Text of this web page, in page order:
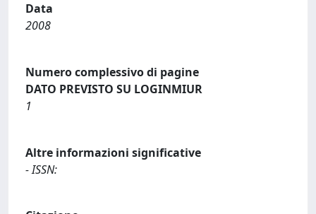
Data
2008
Numero complessivo di pagine
DATO PREVISTO SU LOGINMIUR
1
Altre informazioni significative
- ISSN: